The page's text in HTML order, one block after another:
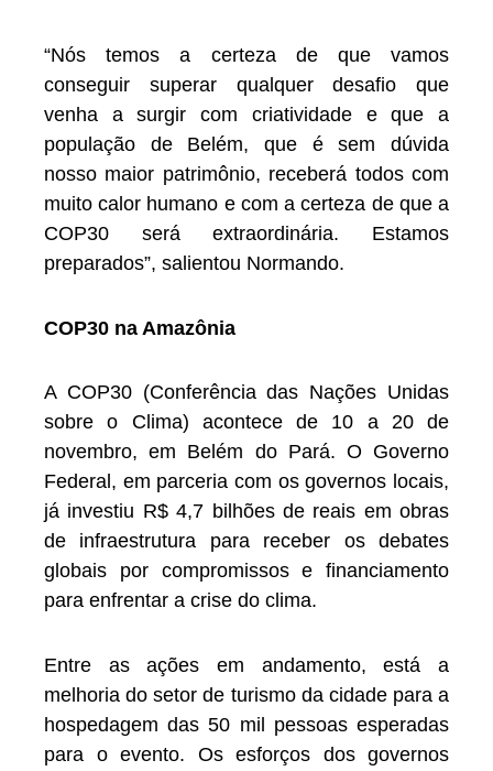
“Nós temos a certeza de que vamos
conseguir superar qualquer desafio que
venha a surgir com criatividade e que a
população de Belém, que é sem dúvida
nosso maior patrimônio, receberá todos com
muito calor humano e com a certeza de que a
COP30 será extraordinária. Estamos
preparados”, salientou Normando.
COP30 na Amazônia
A COP30 (Conferência das Nações Unidas
sobre o Clima) acontece de 10 a 20 de
novembro, em Belém do Pará. O Governo
Federal, em parceria com os governos locais,
já investiu R$ 4,7 bilhões de reais em obras
de infraestrutura para receber os debates
globais por compromissos e financiamento
para enfrentar a crise do clima.
Entre as ações em andamento, está a
melhoria do setor de turismo da cidade para a
hospedagem das 50 mil pessoas esperadas
para o evento. Os esforços dos governos